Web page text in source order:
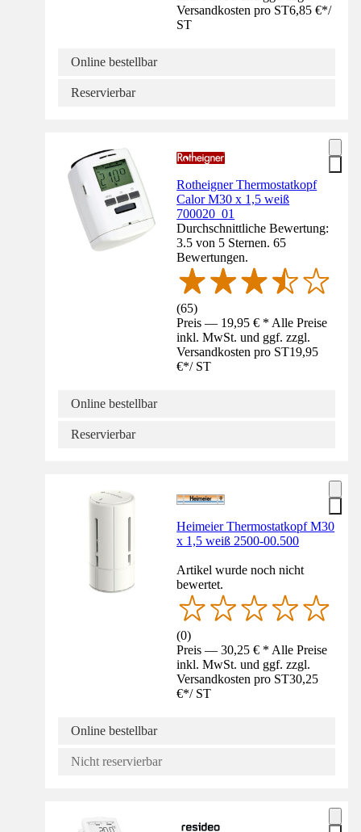
Versandkosten pro ST6,85 €*/
ST
Online bestellbar
Reservierbar
Rotheigner Thermostatkopf
Calor M30 x 1,5 weiß
700020_01
Durchschnittliche Bewertung:
3.5 von 5 Sternen. 65
Bewertungen.
(65)
Preis — 19,95 € * Alle Preise
inkl. MwSt. und ggf. zzgl.
Versandkosten pro ST19,95
€*/ ST
Online bestellbar
Reservierbar
Heimeier Thermostatkopf M30
x 1,5 weiß 2500-00.500
Artikel wurde noch nicht
bewertet.
(0)
Preis — 30,25 € * Alle Preise
inkl. MwSt. und ggf. zzgl.
Versandkosten pro ST30,25
€*/ ST
Online bestellbar
Nicht reservierbar